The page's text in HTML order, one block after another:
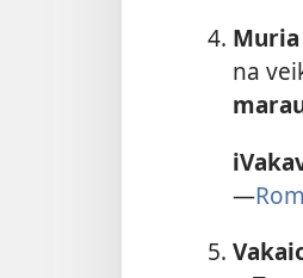
na
—